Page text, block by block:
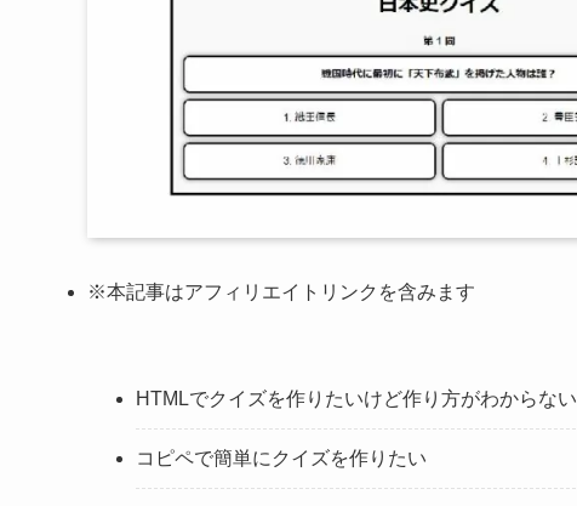
※本記事はアフィリエイトリンクを含みます
HTMLでクイズを作りたいけど作り方がわからない
コピペで簡単にクイズを作りたい